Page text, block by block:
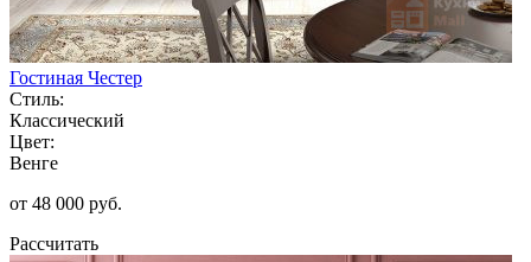
Гостиная Честер
Стиль:
Классический
Цвет:
Венге
от 48 000 руб.
Рассчитать